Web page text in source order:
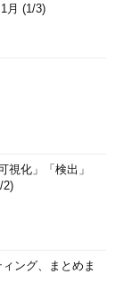
月 (1/3)
視化」「検出」
2)
ング、まとめま